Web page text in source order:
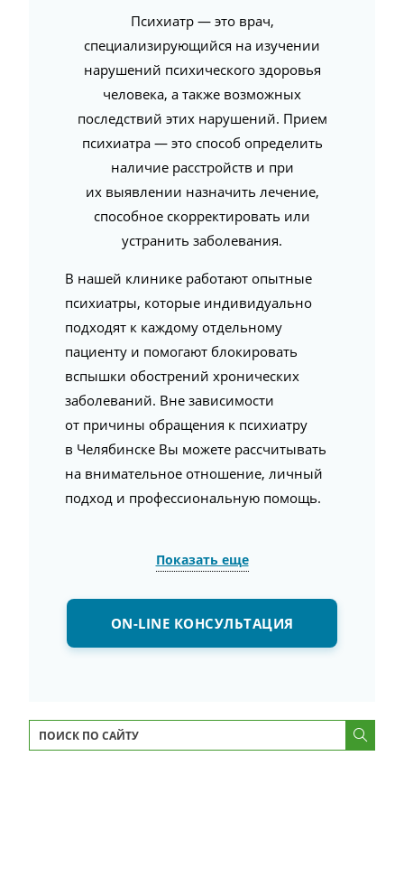
Психиатр — это врач,
специализирующийся на изучении
нарушений психического здоровья
человека, а также возможных
последствий этих нарушений. Прием
психиатра — это способ определить
наличие расстройств и при
их выявлении назначить лечение,
способное скорректировать или
устранить заболевания.
В нашей клинике работают опытные
психиатры, которые индивидуально
подходят к каждому отдельному
пациенту и помогают блокировать
вспышки обострений хронических
заболеваний. Вне зависимости
от причины обращения к психиатру
в Челябинске Вы можете рассчитывать
на внимательное отношение, личный
подход и профессиональную помощь.
Показать еще
ON-LINE КОНСУЛЬТАЦИЯ